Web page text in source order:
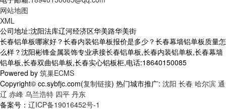
网站地图
XML
公司地址:沈阳法库辽河经济区华美路华美街
长春铝单板哪家好？长春内装铝单板报价是多少？长春幕墙铝单板质量怎
么样？沈阳彬锋金属装饰专业承接长春铝单板,长春内装铝单板,长春幕墙
铝单板,长春双曲铝单板,长春实心铝板柜,电话:18640150085
Powered by 筑巢ECMS
Copyright© cc.sybfjc.com(复制链接) 热门城市推广: 沈阳 长春 哈尔滨 通
辽 赤峰 乌兰浩特 四平 丹东
备案号： 辽ICP备19016452号-1